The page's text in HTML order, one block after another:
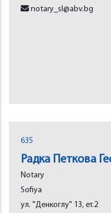
notary_sl@abv.bg
635
Радка Петкова
Notary
Sofiya
ул. "Денкоглу" 13, ет.2